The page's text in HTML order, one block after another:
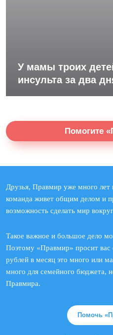
У мамы троих
инсульта за два
Помогите
Друзья, Правмир уже много лет
команда живет общим делом и
возможность сделать мир
Такое важное и большое дело
Поэтому «Правмир» просит
рублей в месяц это много или
много для семейного бюджета,
Правмира.
Помочь